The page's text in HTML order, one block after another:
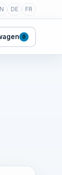
DE FR
0